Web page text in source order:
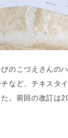
のこづえさんの
など、テキスタ
。前回の改訂は